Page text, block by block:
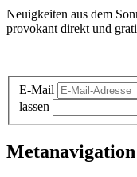
Neuigkeiten aus dem
provokant direkt und
E-Mail
lassen
Metanavigation